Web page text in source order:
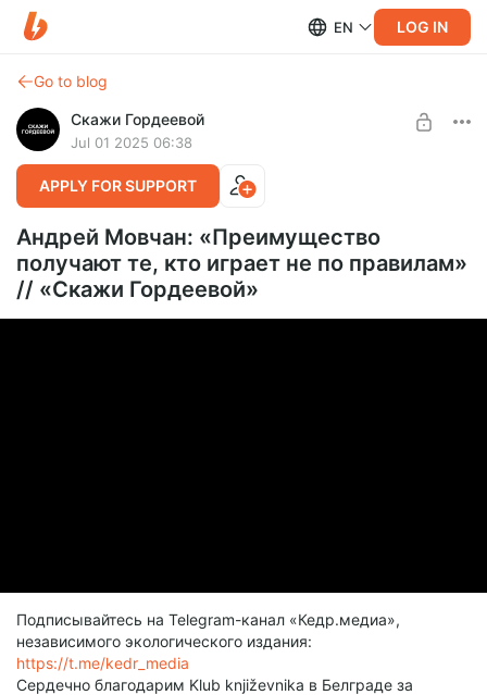
EN LOG IN
Go to blog
Скажи Гордеевой
Jul 01 2025 06:38
APPLY FOR SUPPORT
Андрей Мовчан: «Преимущество
получают те, кто играет не по правилам»
// «Скажи Гордеевой»
Подписывайтесь на Telegram-канал «Кедр.медиа»,
независимого экологического издания:
https://t.me/kedr_media
Сердечно благодарим Klub književnika в Белграде за